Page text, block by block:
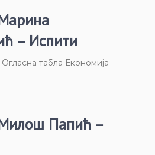
– Испити
Огласна табла Економија
Папић –